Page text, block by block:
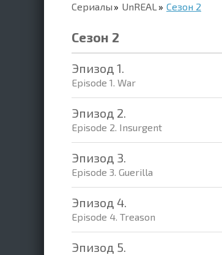
Сериалы UnREAL Сезон 2
Сезон 2
Эпизод 1.
Episode 1. War
Эпизод 2.
Episode 2. Insurgent
Эпизод 3.
Episode 3. Guerilla
Эпизод 4.
Episode 4. Treason
Эпизод 5.